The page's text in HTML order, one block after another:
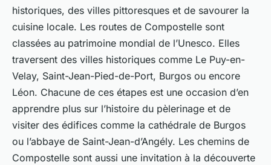
historiques, des villes pittoresques et de savourer la
cuisine locale. Les routes de Compostelle sont
classées au patrimoine mondial de l’Unesco. Elles
traversent des villes historiques comme Le Puy-en-
Velay, Saint-Jean-Pied-de-Port, Burgos ou encore
Léon. Chacune de ces étapes est une occasion d’en
apprendre plus sur l’histoire du pèlerinage et de
visiter des édifices comme la cathédrale de Burgos
ou l’abbaye de Saint-Jean-d’Angély. Les chemins de
Compostelle sont aussi une invitation à la découverte